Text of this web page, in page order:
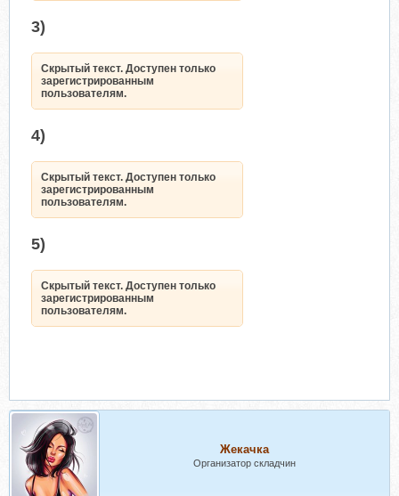
3)
Скрытый текст. Доступен только
зарегистрированным
пользователям.
4)
Скрытый текст. Доступен только
зарегистрированным
пользователям.
5)
Скрытый текст. Доступен только
зарегистрированным
пользователям.
Жекачка
Организатор складчин